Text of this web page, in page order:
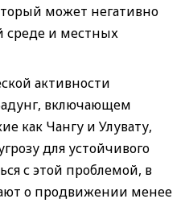
может негативно
среде и местных
активности
включающем
как Чангу и Улувату,
для устойчивого
с этой проблемой, в
о продвижении менее